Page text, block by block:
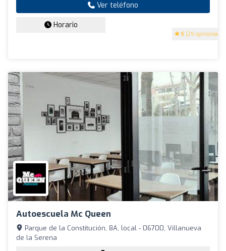
5 (29 opiniones)
Ver teléfono
Horario
Autoescuela Mc Queen
Parque de la Constitución, 8A, local - 06700, Villanueva
de la Serena